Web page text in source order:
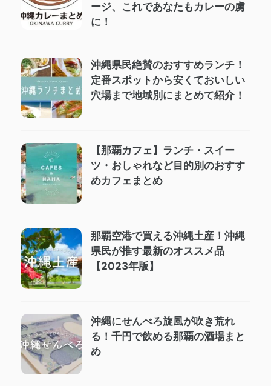
ージ、これであなたもカレーの虜
に！
沖縄県民絶賛のおすすめランチ！
定番スポットから安くておいしい
穴場まで地域別にまとめて紹介！
【那覇カフェ】ランチ・スイー
ツ・おしゃれなど目的別のおすす
めカフェまとめ
那覇空港で買える沖縄土産！沖縄
県民が推す最新のオススメ品
【2023年版】
沖縄にせんべろ旋風が吹き荒れ
る！千円で飲める那覇の酒場まと
め